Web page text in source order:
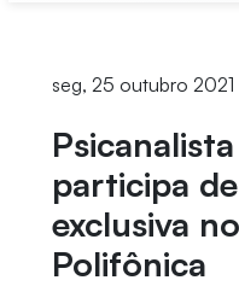
seg, 25 outubro
participa
exclusiva
Polifônica